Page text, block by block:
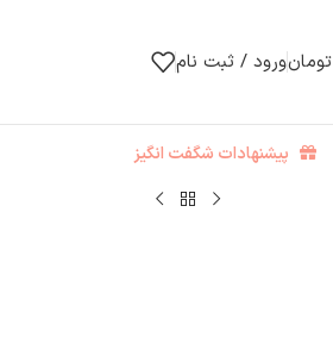
تومانورود / ثبت نام
پیشنهادات شگفت انگیز